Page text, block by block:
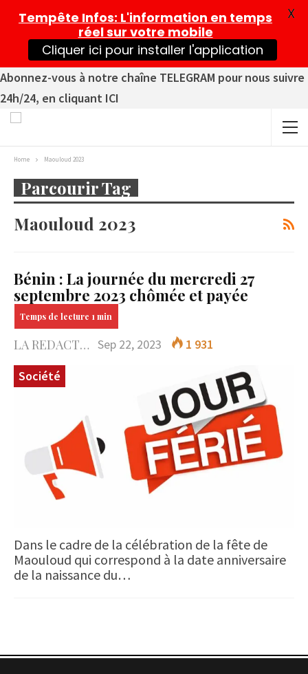
Abonnez-vous à notre chaîne TELEGRAM pour nous suivre
24h/24, en cliquant ICI
Home Maouloud 2023
Parcourir Tag
Maouloud 2023
Bénin : La journée du mercredi 27
septembre 2023 chômée et payée
LA REDACTION Sep 22, 2023
1 931
Société
Dans le cadre de la célébration de la fête de
Maouloud qui correspond à la date anniversaire
de la naissance du…
Tempête Infos: L'information en temps
réel sur votre mobile
Cliquer ici pour installer l'application
X